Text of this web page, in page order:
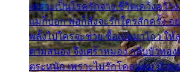
เพราะเป็นโรครักจาง ชีวิตเคว้งคว้า
แม่ก็บอก พ่อก็สั่งจะรักใครสักครั้ง อ
พลั้งไปใครจะช่วย ซื้อเปลมาไกว ให้
ตามสนอง จึงเศร้าหมอง กลีบบัวทอง
ตระหนัก เพราะไม่รักโคลนตม บัวท